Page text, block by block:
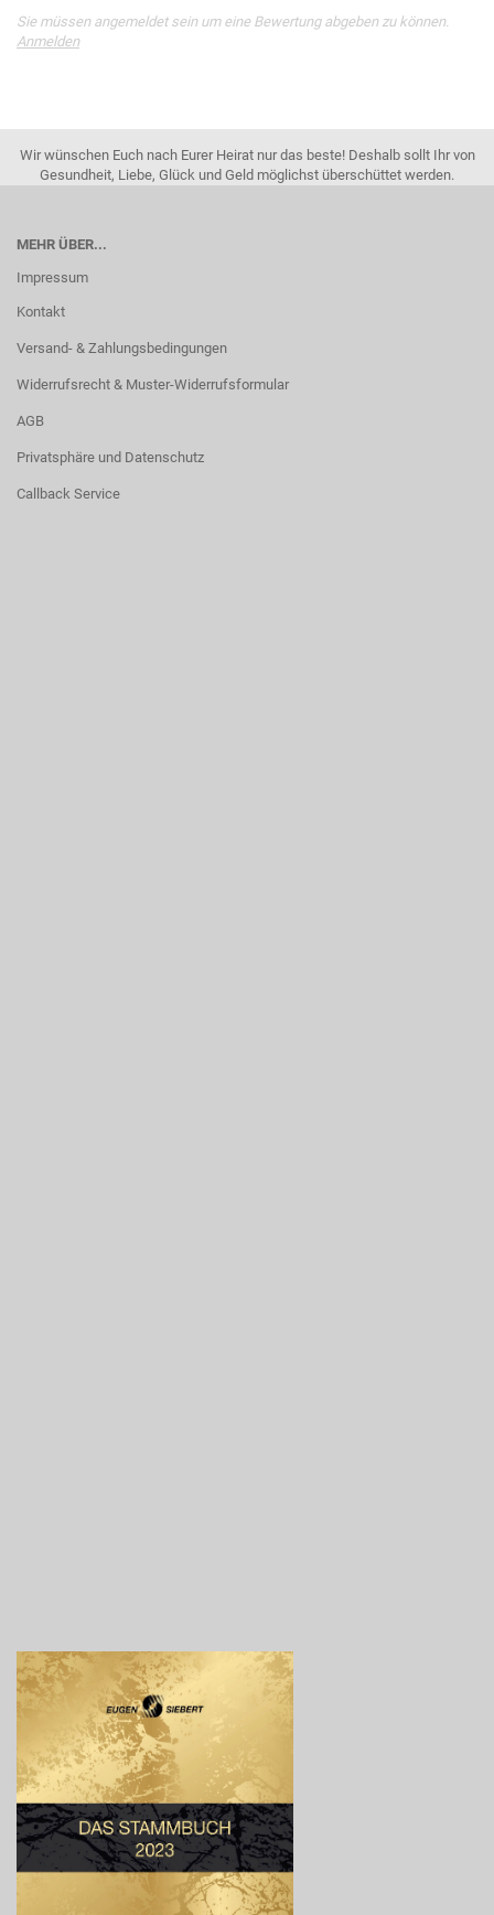
Sie müssen angemeldet sein um eine Bewertung abgeben zu können.
Anmelden
Wir wünschen Euch nach Eurer Heirat nur das beste! Deshalb sollt Ihr von
Gesundheit, Liebe, Glück und Geld möglichst überschüttet werden.
MEHR ÜBER...
Impressum
Kontakt
Versand- & Zahlungsbedingungen
Widerrufsrecht & Muster-Widerrufsformular
AGB
Privatsphäre und Datenschutz
Callback Service